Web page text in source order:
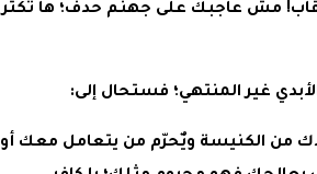
مش عاجبك على جهنم حدف؛ ها تكتر
غير المنتهي؛ فستحال إلى:
من الكنيسة ويٌحرّم من يتعامل معك أو